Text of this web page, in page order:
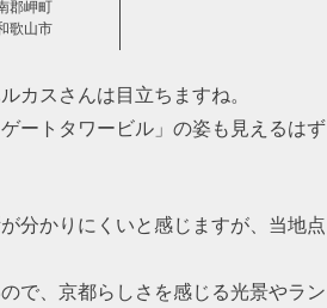
郡岬町
歌山市
カスさんは目立ちますね。
ートタワービル」の姿も見えるはず
分かりにくいと感じますが、当地点
で、京都らしさを感じる光景やラン